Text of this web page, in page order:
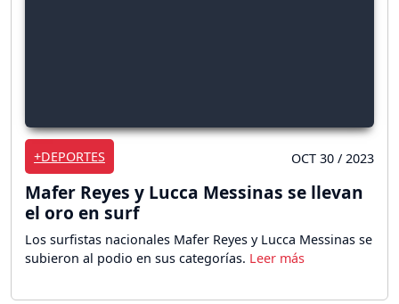
+DEPORTES OCT 30 / 2023
Mafer Reyes y Lucca Messinas se llevan
el oro en surf
Los surfistas nacionales Mafer Reyes y Lucca Messinas se
subieron al podio en sus categorías.